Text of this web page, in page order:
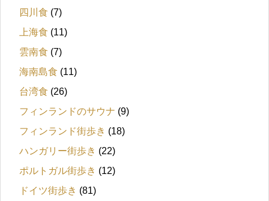
四川食 (7)
上海食 (11)
雲南食 (7)
海南島食 (11)
台湾食 (26)
フィンランドのサウナ (9)
フィンランド街歩き (18)
ハンガリー街歩き (22)
ポルトガル街歩き (12)
ドイツ街歩き (81)